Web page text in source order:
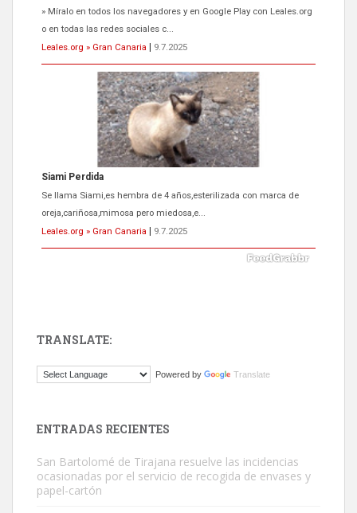
» Míralo en todos los navegadores y en Google Play con Leales.org
o en todas las redes sociales c...
Leales.org » Gran Canaria
9.7.2025
Siami Perdida
Se llama Siami,es hembra de 4 años,esterilizada con marca de
oreja,cariñosa,mimosa pero miedosa,e...
Leales.org » Gran Canaria
9.7.2025
El ayuntamiento se va a llevar a Los Gatos callejeros de la zona los
TRANSLATE:
Powered by Translate
ENTRADAS RECIENTES
San Bartolomé de Tirajana resuelve las incidencias
ocasionadas por el servicio de recogida de envases y
papel-cartón